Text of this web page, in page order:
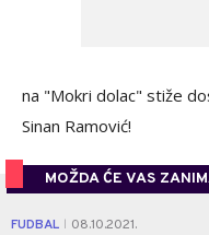
na "Mokri dolac" stiže
Sinan Ramović!
MOŽDA ĆE VAS
FUDBAL 08.10.2021.